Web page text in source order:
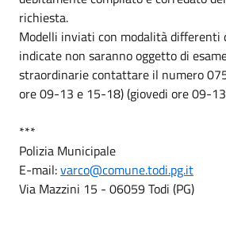
richiesta.
Modelli inviati con modalità differenti
indicate non saranno oggetto di
straordinarie contattare il numero
ore 09-13 e 15-18) (giovedi ore 09-
***
Polizia Municipale
E-mail:varco@comune.todi.pg.it
Via Mazzini 15 - 06059 Todi (PG)